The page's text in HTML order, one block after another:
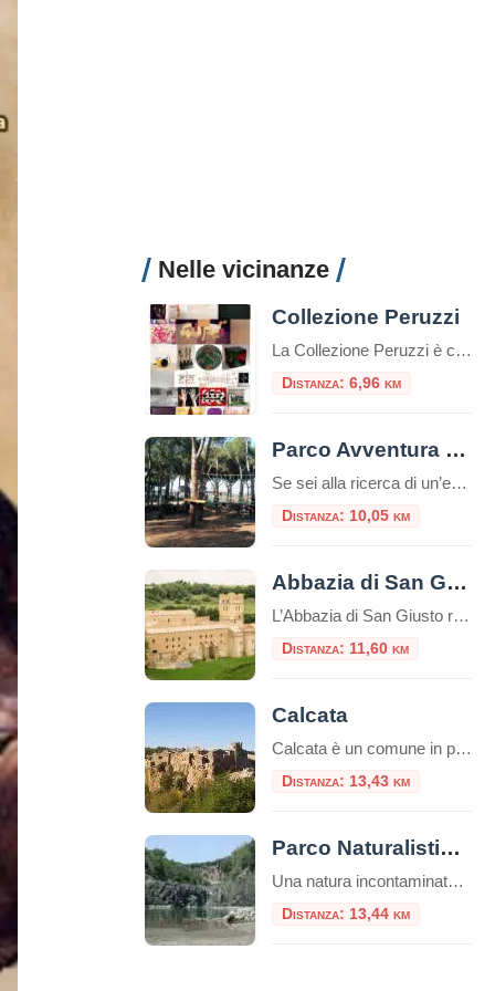
Nelle vicinanze
Collezione Peruzzi
La Collezione Peruzzi è composta da oltre duecento opere seriali di arte italiana contemporanea, raccolte a cominciare dal 1980. Gli artisti sono stati selezionati sulla base della loro effettiva riconoscibilità internazionale e dell’organicità all’area di appartenenza, in modo da soddisfare il progetto di collezione: rappresentare in modo esaustivo i movimenti e gli artisti italiani che […]
Distanza: 6,96 km
Parco Avventura Riva dei Tarquini
Se sei alla ricerca di un’esperienza che unisca il brivido dell’avventura al piacere di stare immersi nella natura, il Parco Avventura Riva dei Tarquini è la meta ideale. Nel cuore della Tuscia, a pochi chilometri da Roma, sorge una delle destinazioni più emozionanti per chi cerca avventura e divertimento all’aria aperta: il Parco Avventura Riva […]
Distanza: 10,05 km
Abbazia di San Giusto
L’Abbazia di San Giusto riunisce molti secoli di storia in uno splendido luogo. Il monastero si affaccia sulla valle del fiume Marta, protetto da colline su entrambi i lati. Questa zona, a quattro chilometri da Tuscania, è stata anche in tempi
Distanza: 11,60 km
Calcata
Calcata è un comune in provincia di Viterbo, e dista dal capoluogo circa 45 km. A pochi chilometri da Roma, la cittadina di Calcata, arroccata sopra una montagna di tufo, domina la verde valle del fiume Treja. Nel paese di Calcata è stata girata la scena della distruzione del paesello nel film Amici miei del […]
Distanza: 13,43 km
Parco Naturalistico Archeologico di Vulci
Una natura incontaminata, ricca di piantagioni di olivi e vigneti. Nelle piccole valli si aprono estese zone a pascolo, in cui si possono incontrare vacche m
Distanza: 13,44 km